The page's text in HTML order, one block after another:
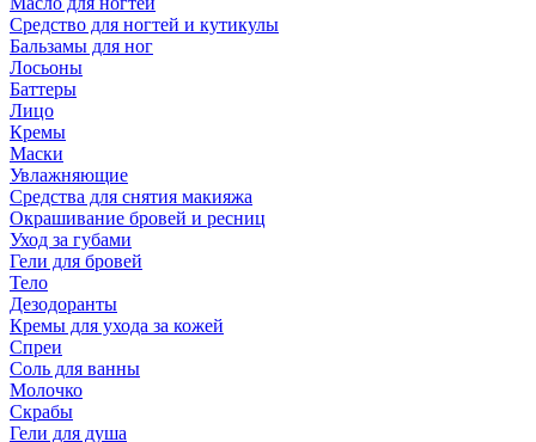
Средство для ногтей и кутикулы
Бальзамы для ног
Лосьоны
Баттеры
Лицо
Кремы
Маски
Увлажняющие
Средства для снятия макияжа
Окрашивание бровей и ресниц
Уход за губами
Гели для бровей
Тело
Дезодоранты
Кремы для ухода за кожей
Спреи
Соль для ванны
Молочко
Скрабы
Гели для душа